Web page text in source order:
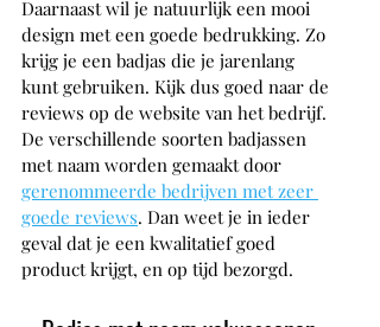
Daarnaast wil je natuurlijk een mooi
design met een goede bedrukking. Zo
krijg je een badjas die je jarenlang
kunt gebruiken. Kijk dus goed naar de
reviews op de website van het bedrijf.
De verschillende soorten badjassen
met naam worden gemaakt door
gerenommeerde bedrijven met zeer
goede reviews. Dan weet je in ieder
geval dat je een kwalitatief goed
product krijgt, en op tijd bezorgd.